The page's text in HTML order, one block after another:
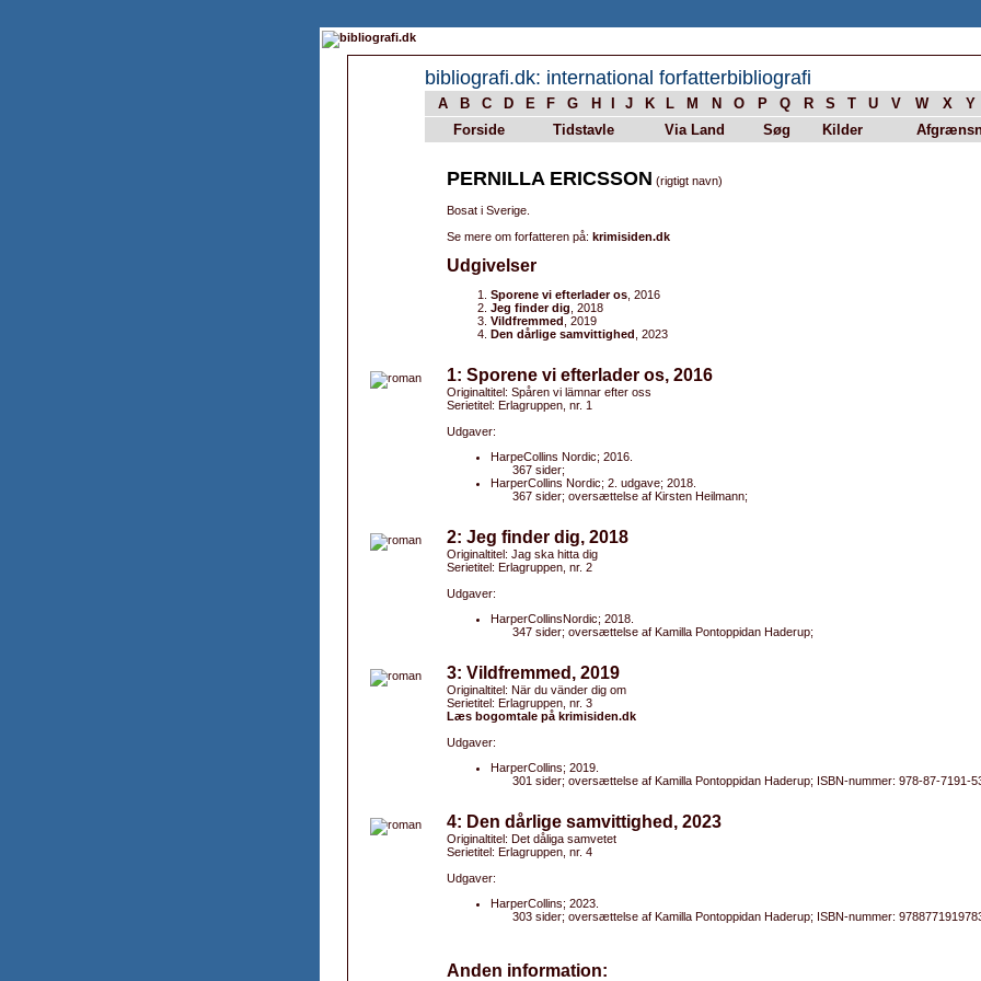
bibliografi.dk: international forfatterbibliografi
A B C D E F G H J K L M N O P Q R S T U V W X Y
Forside
Tidstavle Via Land Søg Kilder
PERNILLA ERICSSON (rigtigt navn)
Bosat i Sverige.
Se mere om forfatteren på: krimisiden.dk
Udgivelser
Sporene vi efterlader os , 2016
Jeg finder dig , 2018
Vildfremmed , 2019
Den dårlige samvittighed , 2023
1: Sporene vi efterlader os, 2016
Originaltitel: Spåren vi lämnar efter oss
Serietitel: Erlagruppen, nr. 1
Udgaver:
HarpeCollins Nordic; 2016.
367 sider;
HarperCollins Nordic; 2. udgave; 2018.
367 sider; oversættelse af Kirsten Heilmann;
2: Jeg finder dig, 2018
Originaltitel: Jag ska hitta dig
Serietitel: Erlagruppen, nr. 2
Udgaver:
HarperCollinsNordic; 2018.
347 sider; oversættelse af Kamilla Pontoppidan Haderup;
3: Vildfremmed, 2019
Originaltitel: När du vänder dig om
Serietitel: Erlagruppen, nr. 3
Læs bogomtale på krimisiden.dk
Udgaver:
HarperCollins; 2019.
301 sider; oversættelse af Kamilla Pontoppidan Haderup; ISBN-nummer: 978-87-7191-
4: Den dårlige samvittighed, 2023
Originaltitel: Det dåliga samvetet
Serietitel: Erlagruppen, nr. 4
Udgaver:
HarperCollins; 2023.
303 sider; oversættelse af Kamilla Pontoppidan Haderup; ISBN-nummer:
Anden information: